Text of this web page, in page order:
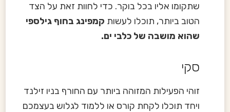
שתקומו אליו בכל בוקר. כדי לחוות זאת על הצד
הטוב ביותר, תוכלו לעשות קמפינג בחוף גילספי
שהוא מושבה של כלבי ים.
סקי
זוהי הפעילות המזוהה ביותר עם החורף בניו זילנד
ויחד תוכלו לקחת קורס או ללמוד לגלוש בעצמכם